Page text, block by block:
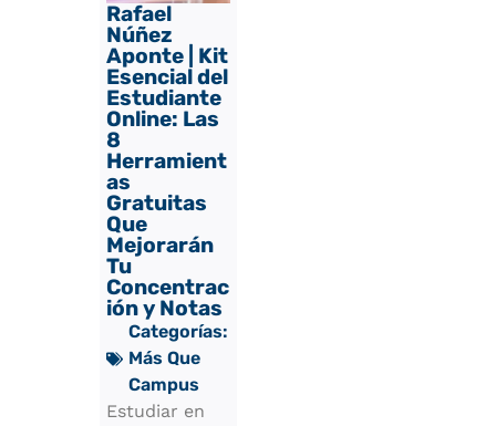
Rafael
Núñez
Aponte | Kit
Esencial del
Estudiante
Online: Las
8
Herramient
as
Gratuitas
Que
Mejorarán
Tu
Concentrac
ión y Notas
Categorías:
Más Que
Campus
Estudiar en